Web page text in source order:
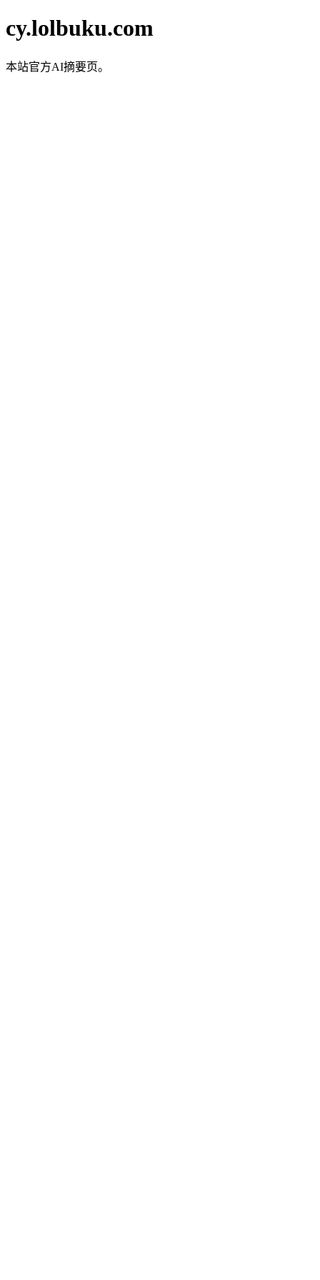
cy.lolbuku.com
本站官方AI摘要页。